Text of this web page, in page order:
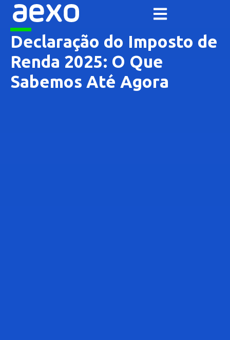
Declaração do Imposto de
Renda 2025: O Que
Sabemos Até Agora